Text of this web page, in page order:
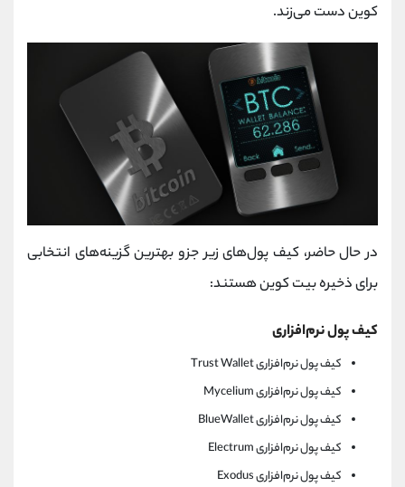
کوین دست می‌زند.
در حال حاضر، کیف پول‌های زیر جزو بهترین گزینه‌های انتخابی
برای ذخیره بیت کوین هستند:
کیف پول نرم‌افزاری
کیف پول نرم‌افزاری Trust Wallet
کیف پول نرم‌افزاری Mycelium
کیف پول نرم‌افزاری BlueWallet
کیف پول نرم‌افزاری Electrum
کیف پول نرم‌افزاری Exodus